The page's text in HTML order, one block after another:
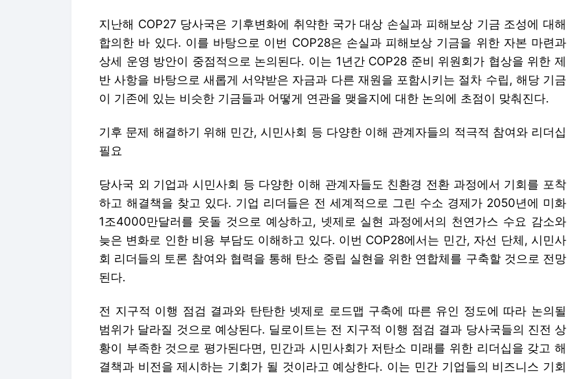
지난해 COP27 당사국은 기후변화에 취약한 국가 대상 손실과 피해보상 기금 조성에 대해
합의한 바 있다. 이를 바탕으로 이번 COP28은 손실과 피해보상 기금을 위한 자본 마련과
상세 운영 방안이 중점적으로 논의된다. 이는 1년간 COP28 준비 위원회가 협상을 위한 제
반 사항을 바탕으로 새롭게 서약받은 자금과 다른 재원을 포함시키는 절차 수립, 해당 기금
이 기존에 있는 비슷한 기금들과 어떻게 연관을 맺을지에 대한 논의에 초점이 맞춰진다.
기후 문제 해결하기 위해 민간, 시민사회 등 다양한 이해 관계자들의 적극적 참여와 리더십
필요
당사국 외 기업과 시민사회 등 다양한 이해 관계자들도 친환경 전환 과정에서 기회를 포착
하고 해결책을 찾고 있다. 기업 리더들은 전 세계적으로 그린 수소 경제가 2050년에 미화
1조4000만달러를 웃돌 것으로 예상하고, 넷제로 실현 과정에서의 천연가스 수요 감소와
늦은 변화로 인한 비용 부담도 이해하고 있다. 이번 COP28에서는 민간, 자선 단체, 시민사
회 리더들의 토론 참여와 협력을 통해 탄소 중립 실현을 위한 연합체를 구축할 것으로 전망
된다.
전 지구적 이행 점검 결과와 탄탄한 넷제로 로드맵 구축에 따른 유인 정도에 따라 논의될
범위가 달라질 것으로 예상된다. 딜로이트는 전 지구적 이행 점검 결과 당사국들의 진전 상
황이 부족한 것으로 평가된다면, 민간과 시민사회가 저탄소 미래를 위한 리더십을 갖고 해
결책과 비전을 제시하는 기회가 될 것이라고 예상한다. 이는 민간 기업들의 비즈니스 기회